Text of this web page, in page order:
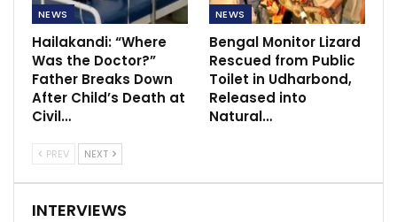
NEWS
Hailakandi: “Where
Was the Doctor?”
Father Breaks Down
After Child’s Death at
Civil…
NEWS
Bengal Monitor Lizard
Rescued from Public
Toilet in Udharbond,
Released into
Natural…
PREV NEXT
INTERVIEWS